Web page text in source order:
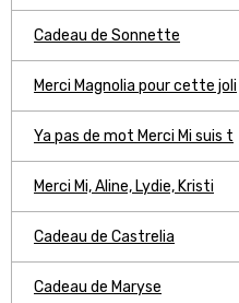
Cadeau de Sonnette
Merci Magnolia pour cette joli
Ya pas de mot Merci Mi suis t
Merci Mi, Aline, Lydie, Kristi
Cadeau de Castrelia
Cadeau de Maryse